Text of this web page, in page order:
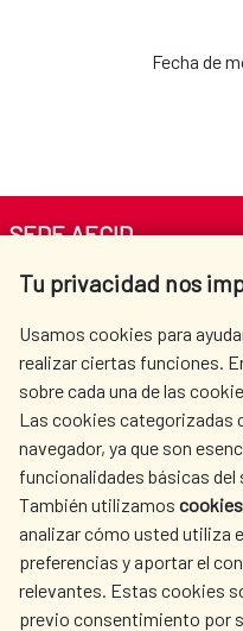
Fecha de
Tu privacidad nos
Usamos cookies para
realizar ciertas funciones.
sobre cada una de las
Las cookies categorizadas
navegador, ya que son
funcionalidades básicas del
También utilizamos
analizar cómo usted utiliza
preferencias y aportar el
relevantes. Estas cookies
previo consentimiento por
SEDE AECID
Av. Reyes Católicos 4 - 28040
centro.informacion@aecid.es
LA AECID
ACCIÓN HUMANITARIA
CULTURA Y CIENCIA